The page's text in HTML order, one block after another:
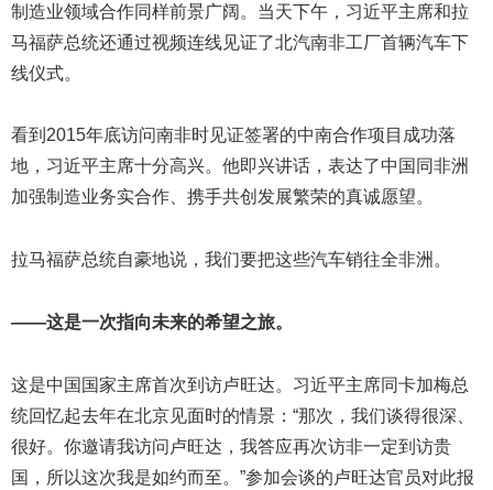
制造业领域合作同样前景广阔。当天下午，习近平主席和拉
马福萨总统还通过视频连线见证了北汽南非工厂首辆汽车下
线仪式。
看到2015年底访问南非时见证签署的中南合作项目成功落
地，习近平主席十分高兴。他即兴讲话，表达了中国同非洲
加强制造业务实合作、携手共创发展繁荣的真诚愿望。
拉马福萨总统自豪地说，我们要把这些汽车销往全非洲。
——这是一次指向未来的希望之旅。
这是中国国家主席首次到访卢旺达。习近平主席同卡加梅总
统回忆起去年在北京见面时的情景：“那次，我们谈得很深、
很好。你邀请我访问卢旺达，我答应再次访非一定到访贵
国，所以这次我是如约而至。”参加会谈的卢旺达官员对此报